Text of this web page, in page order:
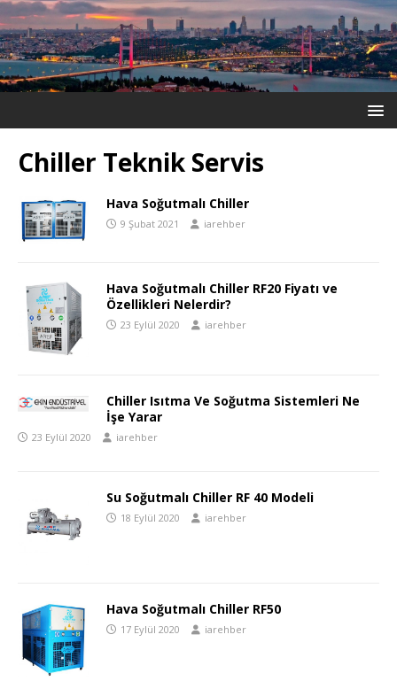
Chiller Teknik Servis
Hava Soğutmalı Chiller
9 Şubat 2021 iarehber
Hava Soğutmalı Chiller RF20 Fiyatı ve
Özellikleri Nelerdir?
23 Eylül 2020 iarehber
Chiller Isıtma Ve Soğutma Sistemleri Ne
İşe Yarar
23 Eylül 2020 iarehber
Su Soğutmalı Chiller RF 40 Modeli
18 Eylül 2020 iarehber
Hava Soğutmalı Chiller RF50
17 Eylül 2020 iarehber